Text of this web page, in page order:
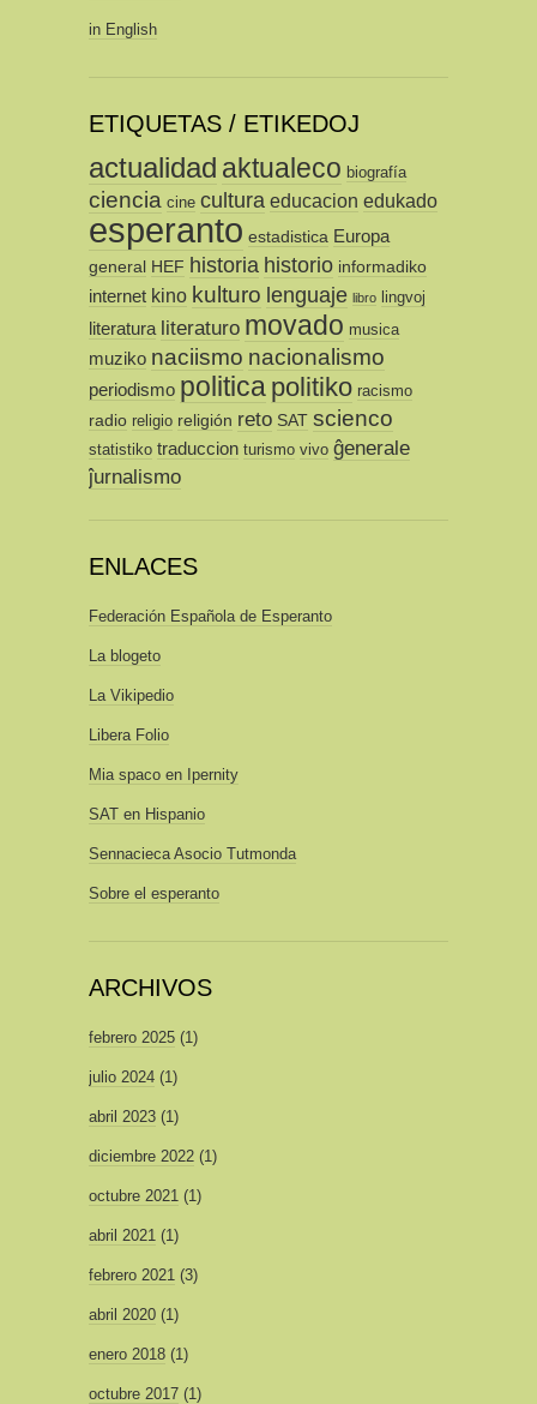
in English
ETIQUETAS / ETIKEDOJ
actualidad aktualeco biografía
ciencia cine cultura educacion edukado
esperanto estadistica Europa
general HEF historia historio informadiko
internet kino kulturo lenguaje libro lingvoj
literatura literaturo movado musica
muziko naciismo nacionalismo
periodismo politica politiko racismo
radio religio religión reto SAT scienco
statistiko traduccion turismo vivo ĝenerale
ĵurnalismo
ENLACES
Federación Española de Esperanto
La blogeto
La Vikipedio
Libera Folio
Mia spaco en Ipernity
SAT en Hispanio
Sennacieca Asocio Tutmonda
Sobre el esperanto
ARCHIVOS
febrero 2025 (1)
julio 2024 (1)
abril 2023 (1)
diciembre 2022 (1)
octubre 2021 (1)
abril 2021 (1)
febrero 2021 (3)
abril 2020 (1)
enero 2018 (1)
octubre 2017 (1)